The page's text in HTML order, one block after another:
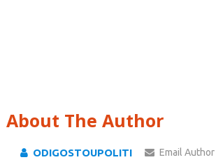
About The Author
ODIGOSTOUPOLITI Email Author